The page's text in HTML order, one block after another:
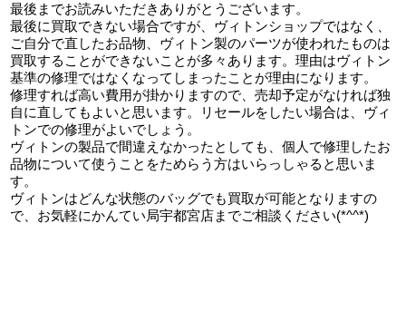
最後までお読みいただきありがとうございます。
最後に買取できない場合ですが、ヴィトンショップではなく、
ご自分で直したお品物、ヴィトン製のパーツが使われたものは
買取することができないことが多々あります。理由はヴィトン
基準の修理ではなくなってしまったことが理由になります。
修理すれば高い費用が掛かりますので、売却予定がなければ独
自に直してもよいと思います。リセールをしたい場合は、ヴィ
トンでの修理がよいでしょう。
ヴィトンの製品で間違えなかったとしても、個人で修理したお
品物について使うことをためらう方はいらっしゃると思いま
す。
ヴィトンはどんな状態のバッグでも買取が可能となりますの
で、お気軽にかんてい局宇都宮店までご相談ください(*^^*)